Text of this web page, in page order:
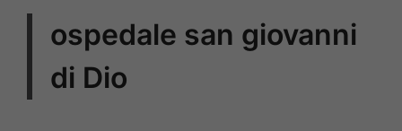
ospedale san giovanni
di Dio